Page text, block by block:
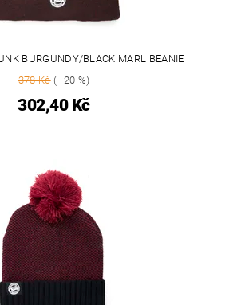
BURGUNDY/BLACK MARL BEANIE
378 Kč(–20 %)
302,40 Kč